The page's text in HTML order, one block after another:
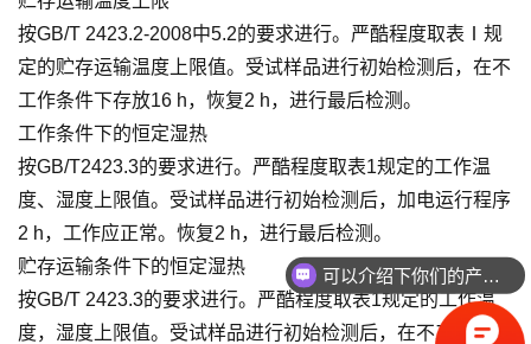
按GB/T 2423.2-2008中5.2的要求进行。严酷程度取表Ⅰ规
定的贮存运输温度上限值。受试样品进行初始检测后，在不
工作条件下存放16 h，恢复2 h，进行最后检测。
工作条件下的恒定湿热
按GB/T2423.3的要求进行。严酷程度取表1规定的工作温
度、湿度上限值。受试样品进行初始检测后，加电运行程序
2 h，工作应正常。恢复2 h，进行最后检测。
贮存运输条件下的恒定湿热
按GB/T 2423.3的要求进行。严酷程度取表1规定的工作温
度，湿度上限值。受试样品进行初始检测后，在不工作条件
你们是怎么收费的呢